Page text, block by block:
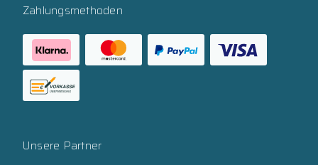
Zahlungsmethoden
Unsere Partner